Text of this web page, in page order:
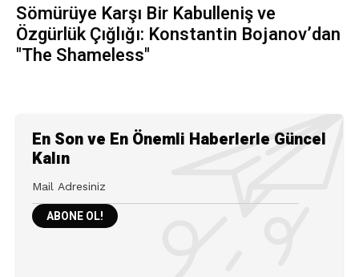
Sömürüye Karşı Bir Kabulleniş ve
Özgürlük Çığlığı: Konstantin Bojanov’dan
"The Shameless"
En Son ve En Önemli Haberlerle Güncel
Kalın